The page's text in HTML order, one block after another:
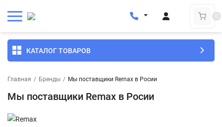
0
КАТАЛОГ ТОВАРОВ
Главная / Бренды / Мы поставщики Remax в Росии
Мы поставщики Remax в Росии